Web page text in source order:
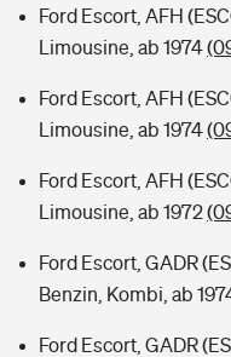
Ford Escort, AFH
Limousine, ab 1974
Ford Escort, AFH
Limousine, ab 1974
Ford Escort, AFH
Limousine, ab 1972
Ford Escort, GADR
Benzin, Kombi, ab
Ford Escort, GADR